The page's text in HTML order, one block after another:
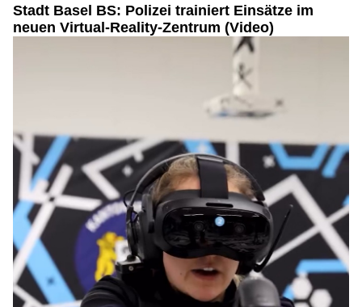
Stadt Basel BS: Polizei trainiert Einsätze im
neuen Virtual-Reality-Zentrum (Video)